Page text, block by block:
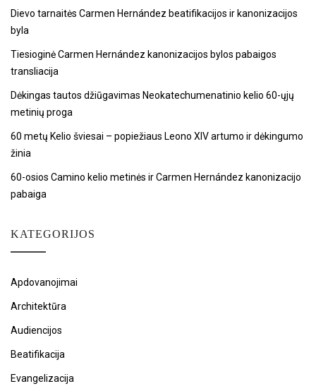
Dievo tarnaitės Carmen Hernández beatifikacijos ir kanonizacijos
byla
Tiesioginė Carmen Hernández kanonizacijos bylos pabaigos
transliacija
Dėkingas tautos džiūgavimas Neokatechumenatinio kelio 60-ųjų
metinių proga
60 metų Kelio šviesai – popiežiaus Leono XIV artumo ir dėkingumo
žinia
60-osios Camino kelio metinės ir Carmen Hernández kanonizacijo
pabaiga
KATEGORIJOS
Apdovanojimai
Architektūra
Audiencijos
Beatifikacija
Evangelizacija